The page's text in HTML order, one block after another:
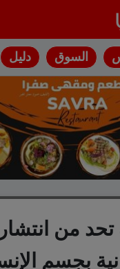
السوق دليل
تحد من انتشار
بجسم